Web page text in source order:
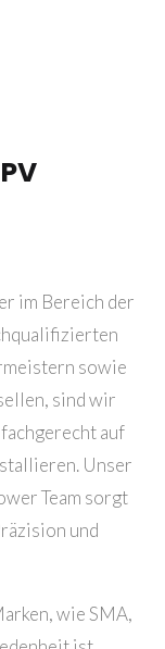
im Bereich der
sowie
sind wir
auf
Unser
Team sorgt
und
wie SMA,